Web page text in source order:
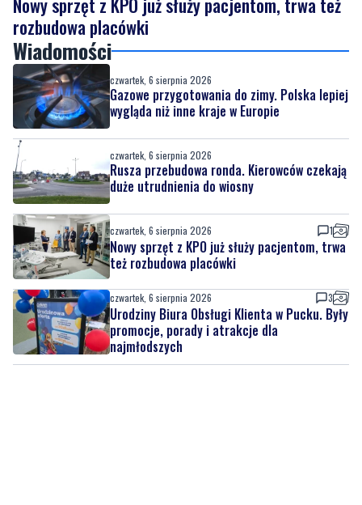
rozbudowa placówki
Wiadomości
czwartek, 6 sierpnia 2026
Gazowe przygotowania do zimy. Polska lepiej
wygląda niż inne kraje w Europie
czwartek, 6 sierpnia 2026
Rusza przebudowa ronda. Kierowców czekają
duże utrudnienia do wiosny
czwartek, 6 sierpnia 2026 1
Nowy sprzęt z KPO już służy pacjentom, trwa
też rozbudowa placówki
czwartek, 6 sierpnia 2026 3
Urodziny Biura Obsługi Klienta w Pucku. Były
promocje, porady i atrakcje dla
najmłodszych